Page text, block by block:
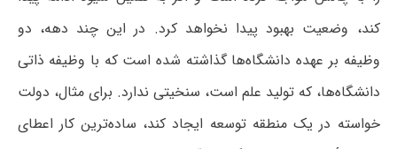
کند، وضعیت بهبود پیدا نخواهد کرد. در این چند دهه، دو
وظیفه بر عهده دانشگاه‌ها گذاشته شده است که با وظیفه ذاتی
دانشگاه‌ها، که تولید علم است، سنخیتی ندارد. برای مثال، دولت
خواسته در یک منطقه توسعه ایجاد کند، ساده‌ترین کار اعطای